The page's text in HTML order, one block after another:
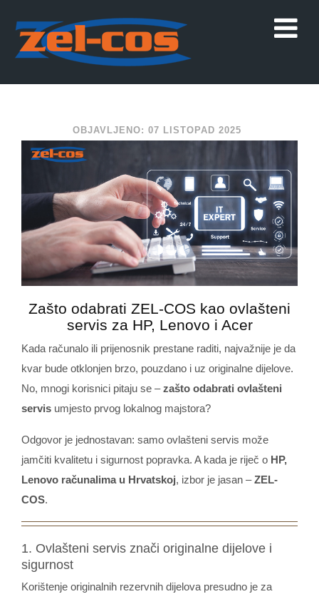
OBJAVLJENO: 07 LISTOPAD 2025
Zašto odabrati ZEL-COS kao ovlašteni
servis za HP, Lenovo i Acer
Kada računalo ili prijenosnik prestane raditi, najvažnije je da
kvar bude otklonjen brzo, pouzdano i uz originalne dijelove.
No, mnogi korisnici pitaju se –zašto odabrati ovlašteni
servis umjesto prvog lokalnog majstora?
Odgovor je jednostavan: samo ovlašteni servis može
jamčiti kvalitetu i sigurnost popravka. A kada je riječ o HP,
Lenovo računalima u Hrvatskoj, izbor je jasan –ZEL-
COS.
1. Ovlašteni servis znači originalne dijelove i
sigurnost
Korištenje originalnih rezervnih dijelova presudno je za